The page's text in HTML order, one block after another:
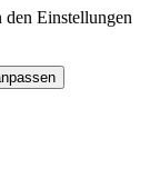
Einstellungen